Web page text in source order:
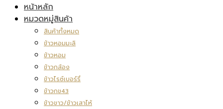
หน้าหลัก
หมวดหมู่สินค้า
สินค้าทั้งหมด
ข้าวหอมมะลิ
ข้าวหอม
ข้าวกล้อง
ข้าวไรซ์เบอร์รี่
ข้าวกข43
ข้าวขาว/ข้าวเสาไห้